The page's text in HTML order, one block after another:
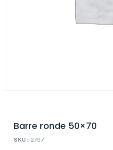
Barre ronde 50×70
SKU : 2797